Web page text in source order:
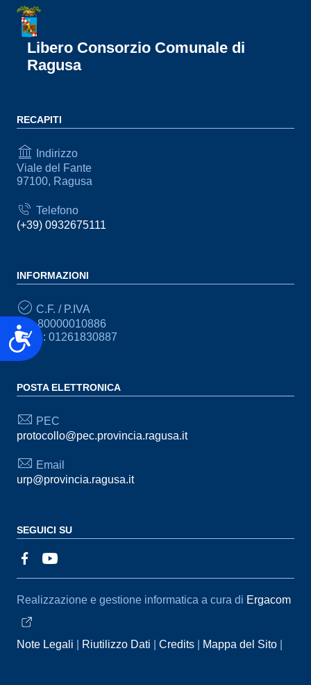
Accessibilità
Libero Consorzio Comunale di
Ragusa
RECAPITI
Indirizzo
Viale del Fante
97100, Ragusa
Telefono
(+39) 0932675111
INFORMAZIONI
C.F. / P.IVA
CF: 80000010886
P.IVA: 01261830887
POSTA ELETTRONICA
PEC
protocollo@pec.provincia.ragusa.it
Email
urp@provincia.ragusa.it
SEGUICI SU
Sezione Link Utili
Realizzazione e gestione informatica a cura di Ergacom
Note Legali Riutilizzo Dati Credits
Mappa del Sito